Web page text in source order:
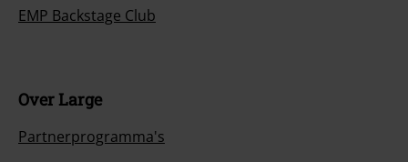
EMP Backstage Club
Over Large
Partnerprogramma's